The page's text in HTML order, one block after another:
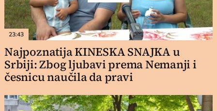
23:43
Najpoznatija KINESKA SNAJKA u
Srbiji: Zbog ljubavi prema Nemanji i
česnicu naučila da pravi